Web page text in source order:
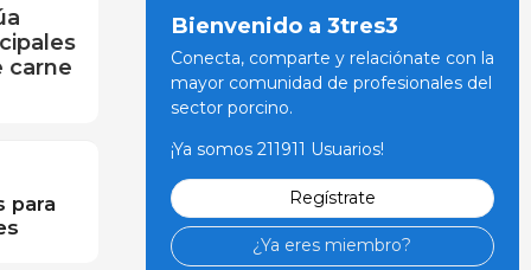
carne
para
Bienvenido a 3tres3
Conecta, comparte y relaciónate con la
mayor comunidad de profesionales del
sector porcino.
¡Ya somos 211911 Usuarios!
Regístrate
¿Ya eres miembro?